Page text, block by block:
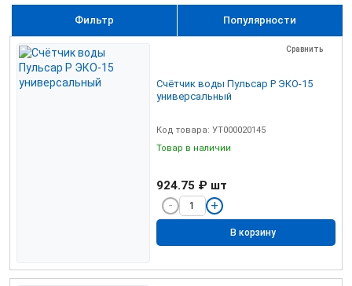
Популярности
Фильтр
Сравнить
Счётчик воды Пульсар Р ЭКО-15
универсальный
Код товара: УТ000020145
Товар в наличии
924.75 ₽ шт
В корзину